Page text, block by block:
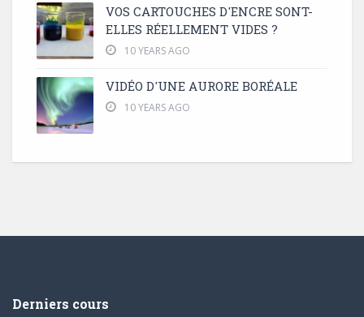
VOS CARTOUCHES D'ENCRE SONT-
ELLES RÉELLEMENT VIDES ?
10 YEARS AGO
VIDÉO D'UNE AURORE BORÉALE
10 YEARS AGO
Derniers cours